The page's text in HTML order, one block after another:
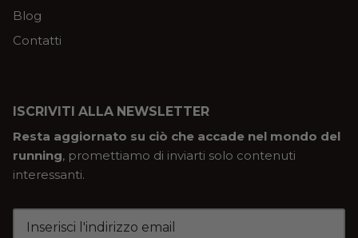
Blog
Contatti
ISCRIVITI ALLA NEWSLETTER
Resta aggiornato su ciò che accade nel mondo del
running, promettiamo di inviarti solo contenuti
interessanti.